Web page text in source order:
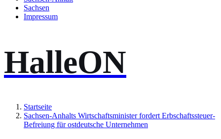
Sachsen
Impressum
HalleON
Startseite
Sachsen-Anhalts Wirtschaftsminister fordert Erbschaftssteuer-
Befreiung für ostdeutsche Unternehmen